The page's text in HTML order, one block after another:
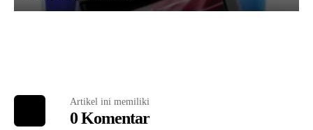
Artikel ini memiliki
0 Komentar